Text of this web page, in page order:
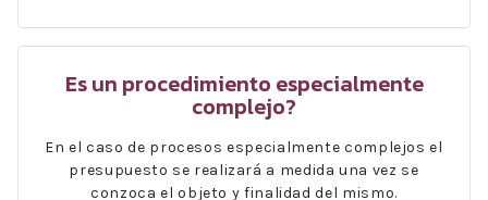
Es un procedimiento especialmente
complejo?
En el caso de procesos especialmente complejos el
presupuesto se realizará a medida una vez se
conzoca el objeto y finalidad del mismo.